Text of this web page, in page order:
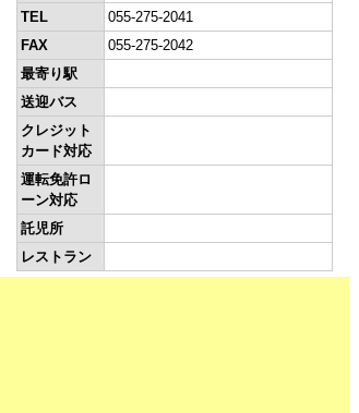
TEL
055-275-2041
FAX
055-275-2042
最寄り駅
送迎バス
クレジット
カード対応
運転免許ロ
ーン対応
託児所
レストラン